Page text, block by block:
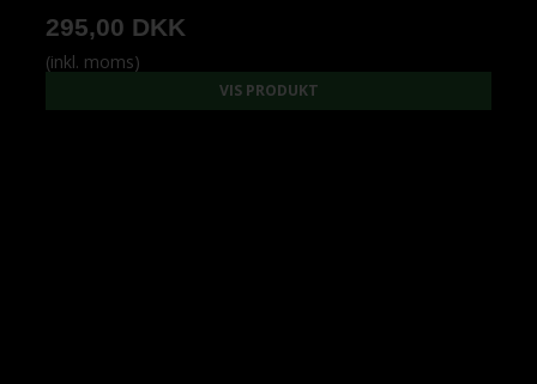
295,00 DKK
(inkl. moms)
VIS PRODUKT